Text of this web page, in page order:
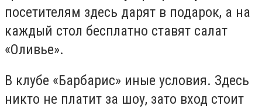
посетителям здесь дарят в подарок, а на
каждый стол бесплатно ставят салат
«Оливье».
В клубе «Барбарис» иные условия. Здесь
никто не платит за шоу, зато вход стоит